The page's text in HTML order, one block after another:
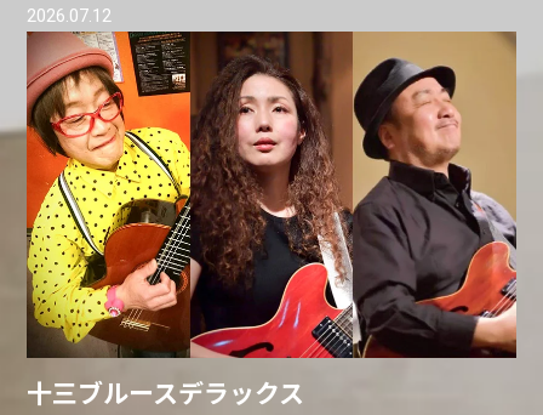
2026.07.12
十三ブルースデラックス